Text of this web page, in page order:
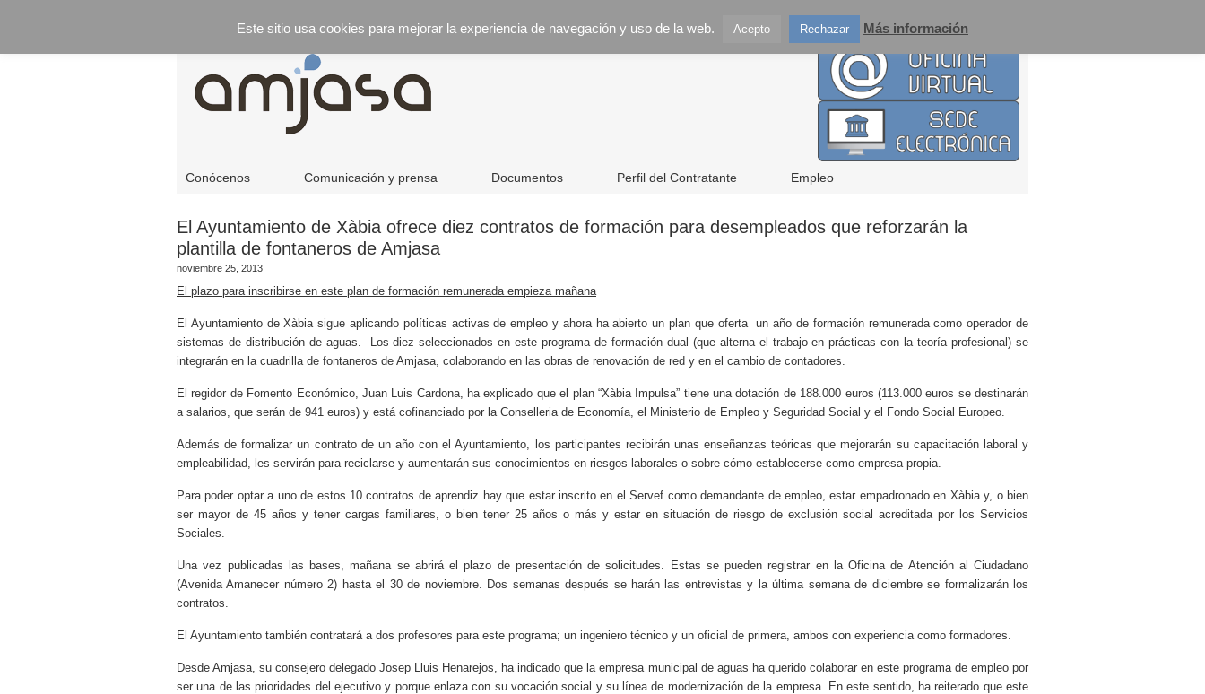
Conócenos Comunicación y prensa Documentos Perfil del Contratante Empleo
El Ayuntamiento de Xàbia ofrece diez contratos de formación para desempleados que reforzarán la
plantilla de fontaneros de Amjasa
noviembre 25, 2013
El plazo para inscribirse en este plan de formación remunerada empieza mañana
El Ayuntamiento de Xàbia sigue aplicando políticas activas de empleo y ahora ha abierto un plan que oferta un año de formación remunerada como operador de
sistemas de distribución de aguas. Los diez seleccionados en este programa de formación dual (que alterna el trabajo en prácticas con la teoría profesional) se
integrarán en la cuadrilla de fontaneros de Amjasa, colaborando en las obras de renovación de red y en el cambio de contadores.
El regidor de Fomento Económico, Juan Luis Cardona, ha explicado que el plan “Xàbia Impulsa” tiene una dotación de 188.000 euros (113.000 euros se destinarán
a salarios, que serán de 941 euros) y está cofinanciado por la Conselleria de Economía, el Ministerio de Empleo y Seguridad Social y el Fondo Social Europeo.
Además de formalizar un contrato de un año con el Ayuntamiento, los participantes recibirán unas enseñanzas teóricas que mejorarán su capacitación laboral y
empleabilidad, les servirán para reciclarse y aumentarán sus conocimientos en riesgos laborales o sobre cómo establecerse como empresa propia.
Para poder optar a uno de estos 10 contratos de aprendiz hay que estar inscrito en el Servef como demandante de empleo, estar empadronado en Xàbia y, o bien
ser mayor de 45 años y tener cargas familiares, o bien tener 25 años o más y estar en situación de riesgo de exclusión social acreditada por los Servicios
Sociales.
Una vez publicadas las bases, mañana se abrirá el plazo de presentación de solicitudes. Estas se pueden registrar en la Oficina de Atención al Ciudadano
(Avenida Amanecer número 2) hasta el 30 de noviembre. Dos semanas después se harán las entrevistas y la última semana de diciembre se formalizarán los
contratos.
El Ayuntamiento también contratará a dos profesores para este programa; un ingeniero técnico y un oficial de primera, ambos con experiencia como formadores.
Desde Amjasa, su consejero delegado Josep Lluis Henarejos, ha indicado que la empresa municipal de aguas ha querido colaborar en este programa de empleo por
ser una de las prioridades del ejecutivo y porque enlaza con su vocación social y su línea de modernización de la empresa. En este sentido, ha reiterado que este
Este sitio usa cookies para mejorar la experiencia de navegación y uso de la web. Acepto Rechazar Más información